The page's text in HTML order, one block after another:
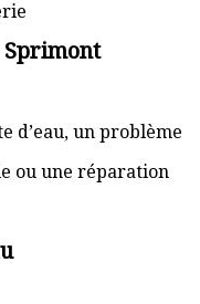
Sprimont
d’eau, un problème
ou une réparation